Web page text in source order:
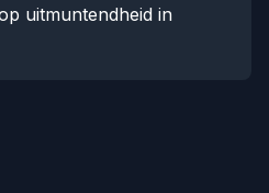
uitmuntendheid in